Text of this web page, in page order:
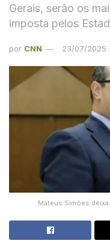
Gerais, serão os
imposta pelos
por CNN 23/07/2025
Mateus Simões